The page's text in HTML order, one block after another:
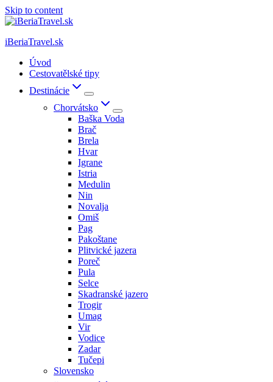
Skip to content
iBeriaTravel.sk
Úvod
Cestovatělské tipy
Destinácie
Chorvátsko
Baška Voda
Brač
Brela
Hvar
Igrane
Istria
Medulin
Nin
Novalja
Omiš
Pag
Pakoštane
Plitvické jazera
Poreč
Pula
Selce
Skadranské jazero
Trogir
Umag
Vir
Vodice
Zadar
Tučepi
Slovensko